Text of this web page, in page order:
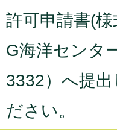
許可申請書(
G海洋センタ
3332）へ提
ださい。